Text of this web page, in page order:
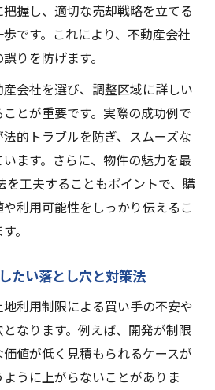
握し、適切な売却戦略を立てる
です。これにより、不動産会社
りを防げます。
会社を選び、調整区域に詳しい
とが重要です。実際の成功例で
的トラブルを防ぎ、スムーズな
ます。さらに、物件の魅力を最
を工夫することもポイントで、購
利用可能性をしっかり伝えるこ
。
たい落とし穴と対策法
利用制限による買い手の不安や
なります。例えば、開発が制限
値が低く見積もられるケースが
うに上がらないことがありま